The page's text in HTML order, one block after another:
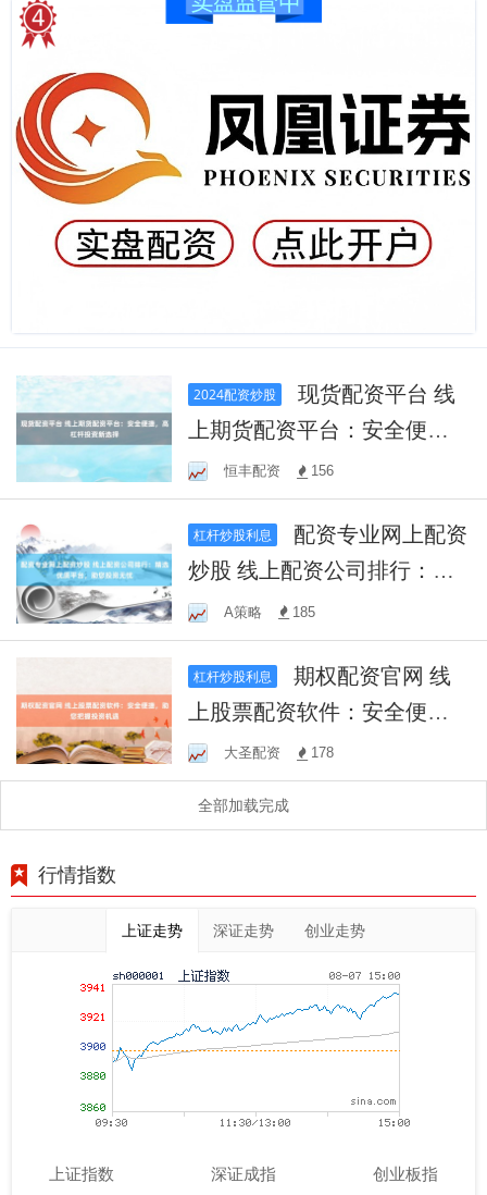
2024配资炒股
现货配资平台 线
上期货配资平台：安全便
捷，高杠杆投资新选择
恒丰配资 156
杠杆炒股利息
炒股 线上配资公司排行：精
选优质平台，助您投资无忧
A策略 185
杠杆炒股利息
期权配资官网 线
上股票配资软件：安全便
捷，助您把握投资机遇
大圣配资 178
全部加载完成
行情指数
上证走势 深证走势 创业走势
上证指数 深证成指 创业板指